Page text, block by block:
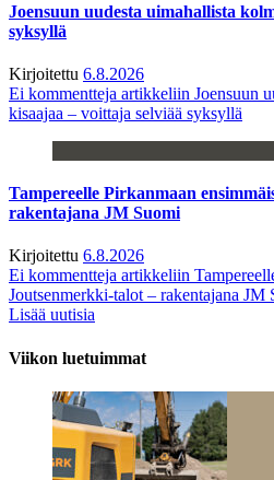
Joensuun uudesta uimahallista
syksyllä
Kirjoitettu 6.8.2026
Ei kommentteja artikkeliin Joensuun
kisaajaa – voittaja selviää syksyllä
Tampereelle Pirkanmaan
rakentajana JM Suomi
Kirjoitettu 6.8.2026
Ei kommentteja artikkeliin
Joutsenmerkki-talot – rakentajana JM
Lisää uutisia
Viikon luetuimmat